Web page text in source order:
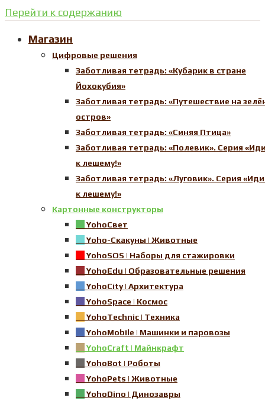
Перейти к содержанию
Магазин
Цифровые решения
Заботливая тетрадь: «Кубарик в стране
Йохокубия»
Заботливая тетрадь: «Путешествие на
остров»
Заботливая тетрадь: «Синяя Птица»
Заботливая тетрадь: «Полевик». Серия
к лешему!»
Заботливая тетрадь: «Луговик». Серия
к лешему!»
Картонные конструкторы
YohoСвет
Yoho-Скакуны | Животные
YohoSOS | Наборы для стажировки
YohoEdu | Образовательные решения
YohoCity | Архитектура
YohoSpace | Космос
YohoTechnic | Техника
YohoMobile | Машинки и паровозы
YohoCraft | Майнкрафт
YohoBot | Роботы
YohoPets | Животные
YohoDino | Динозавры